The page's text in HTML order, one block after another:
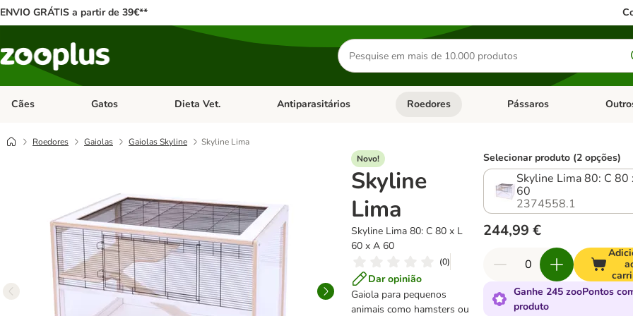
ENVIO GRÁTIS a partir de 39€**
Pesquisar
produtos
Cães Abrir menu de categoria: Cães
Gatos Abrir menu de categoria: Gatos
Dieta Vet. Abrir menu de categoria: Dieta Vet.
Antiparasitários Abrir menu de categoria: Antiparasitários
Roedores Abrir menu de categoria:
Pássaros Abrir
Roedores Gaiolas Gaiolas Skyline
Skyline Lima
Novo!
Skyline
Lima
Skyline Lima 80: C 80 x L
60 x A 60
(0)
Dar opinião
Gaiola para pequenos
animais como hamsters ou
Selecionar produto (2 opções)
Skyline Lima 80: C 80
60
2374558.1
244,99 €
Ganhe 245 zooPontos
produto